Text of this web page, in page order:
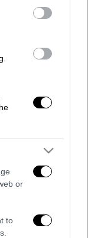
or
to
ο
τους